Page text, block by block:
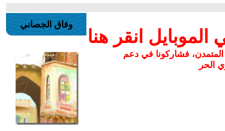
انقر هنا
المتمدن، فشاركونا في دعم
الحر
وفاق الجصاني